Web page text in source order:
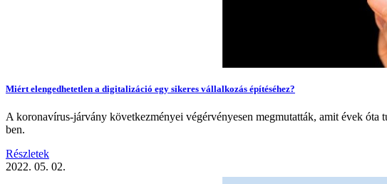
Miért elengedhetetlen a digitalizáció egy sikeres vállalkozás építéséhez?
A koronavírus-járvány következményei végérvényesen megmutatták, amit évek
ben.
Részletek
2022. 05. 02.